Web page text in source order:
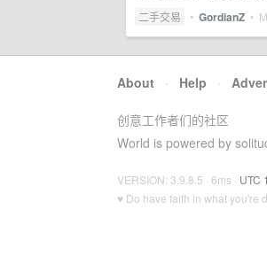
二手交易 • GordianZ •
About · Help ·
创意工作者们的社区
World is powered by
VERSION: 3.9.8.5 · 6ms · UTC
♥ Do have faith in what you're